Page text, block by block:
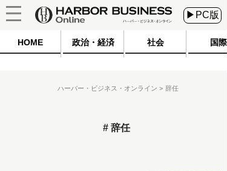
▶PC版
HOME 政治・経済 社会 国際
ハーバー・ビジネス・オンライン 辞任
辞任